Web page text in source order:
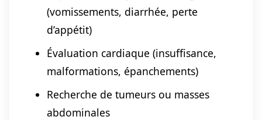
(vomissements, diarrhée, perte
d’appétit)
Évaluation cardiaque (insuffisance,
malformations, épanchements)
Recherche de tumeurs ou masses
abdominales